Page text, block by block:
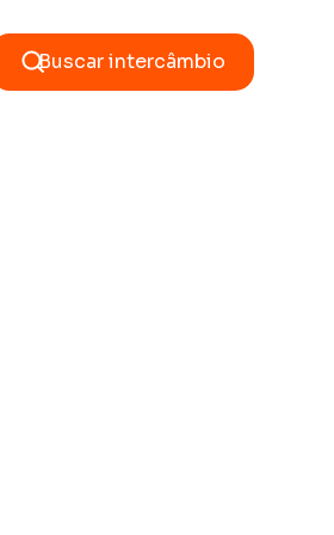
Buscar intercâmbio